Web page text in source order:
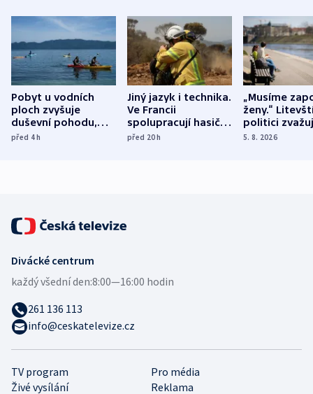
Pobyt u vodních
ploch zvyšuje
duševní pohodu,
ukázala
před 4h
Jiný jazyk i technika.
Ve Francii
spolupracují hasiči z
různých zemí
před 20h
„Musíme
ženy.“
politici
dohodu o
5. 8. 2026
TV program
Pro média
Živé vysílání
Reklama
Divácké centrum
každý všední den:8:00—16:00 hodin
261 136 113
info@ceskatelevize.cz